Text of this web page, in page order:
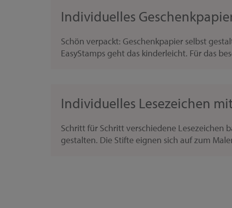
Individuelles
Schön verpackt: Geschenkpapier selbst
EasyStamps geht das kinderleicht. Für das
Individuelles Lesezeichen
Schritt für Schritt verschiedene Lesezeichen
gestalten. Die Stifte eignen sich auf zum